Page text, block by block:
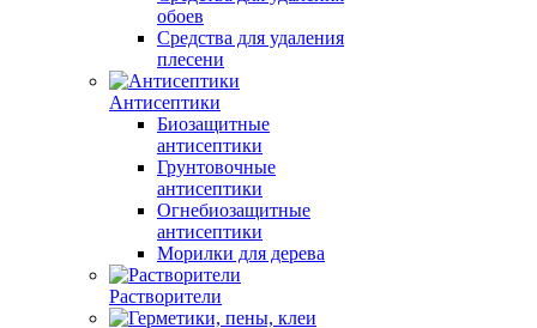
обоев
Средства для удаления
плесени
Антисептики
Биозащитные
антисептики
Грунтовочные
антисептики
Огнебиозащитные
антисептики
Морилки для дерева
Растворители